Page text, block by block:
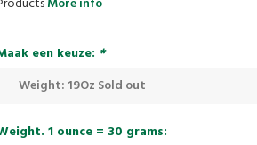
een keuze: *
Weight: 19Oz Sold out
1 ounce = 30 grams: